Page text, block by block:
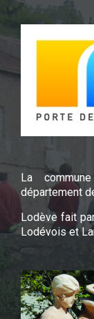
La
département
Lodève fait
Lodévois et